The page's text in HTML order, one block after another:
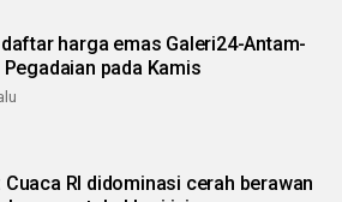
harga emas Galeri24-Antam-
Pegadaian pada Kamis
Cuaca RI didominasi cerah berawan